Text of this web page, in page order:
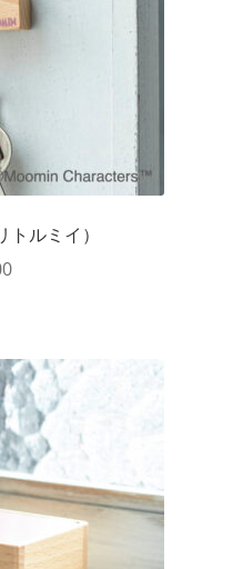
ルミイ）